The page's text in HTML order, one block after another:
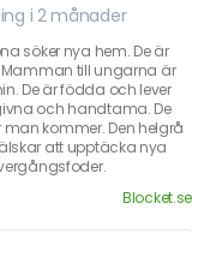
i 2 månader
söker nya hem. De är
Mamman till ungarna är
De är födda och lever
och handtama. De
kommer. Den helgrå
att upptäcka nya
Blocket.se